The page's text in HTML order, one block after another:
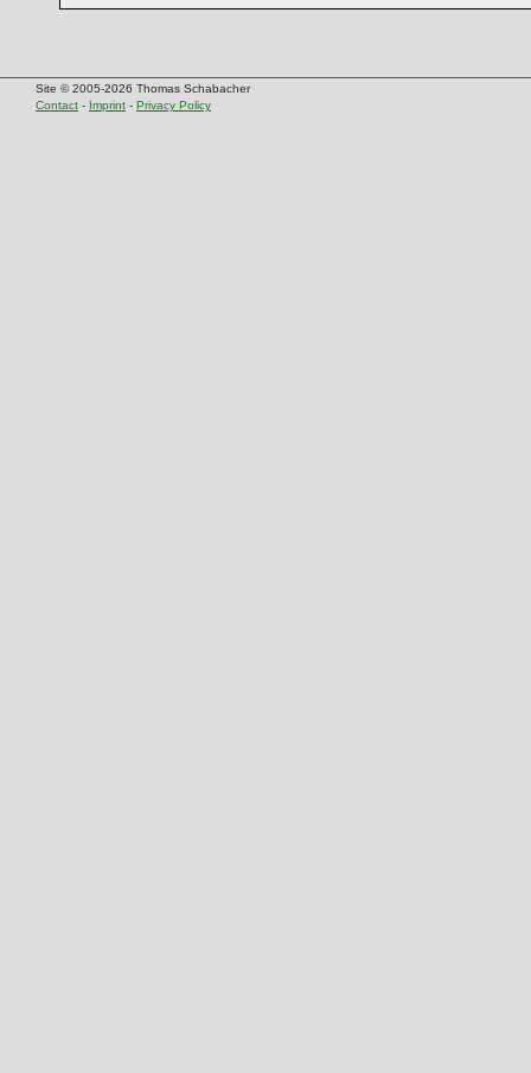
Site © 2005-2026 Thomas Schabacher
Contact - Imprint - Privacy Policy